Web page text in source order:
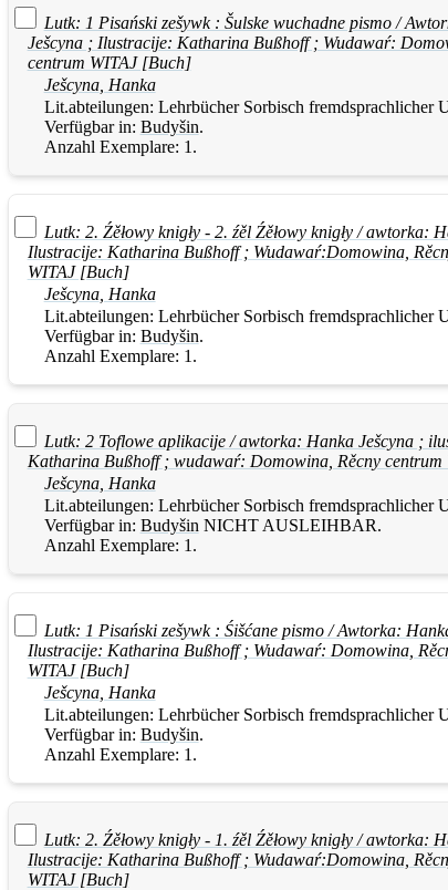
Lutk: 1 Pisański zešywk : Šulske wuchadne pismo /
Ješcyna; Ilustracije: Katharina Bußhoff ; Wudawaŕ:
centrum WITAJ [Buch]
Ješcyna, Hanka
Lit.abteilungen: Lehrbücher Sorbisch fremdsprachlicher
Verfügbar in: Budyšin.
Anzahl Exemplare: 1.
Lutk: 2. Źěłowy knigły - 2. źěl Źěłowy knigły / awtorka:
Ilustracije: Katharina Bußhoff ; Wudawaŕ:Domowina,
WITAJ [Buch]
Ješcyna, Hanka
Lit.abteilungen: Lehrbücher Sorbisch fremdsprachlicher
Verfügbar in: Budyšin.
Anzahl Exemplare: 1.
Lutk: 2 Toflowe aplikacije / awtorka: Hanka Ješcyna;
Katharina Bußhoff ; wudawaŕ: Domowina, Rěcny
Ješcyna, Hanka
Lit.abteilungen: Lehrbücher Sorbisch fremdsprachlicher
Verfügbar in: Budyšin NICHT AUSLEIHBAR.
Anzahl Exemplare: 1.
Lutk: 1 Pisański zešywk : Śišćane pismo / Awtorka:
Ilustracije: Katharina Bußhoff ; Wudawaŕ: Domowina,
WITAJ [Buch]
Ješcyna, Hanka
Lit.abteilungen: Lehrbücher Sorbisch fremdsprachlicher
Verfügbar in: Budyšin.
Anzahl Exemplare: 1.
Lutk: 2. Źěłowy knigły - 1. źěl Źěłowy knigły / awtorka:
Ilustracije: Katharina Bußhoff ; Wudawaŕ:Domowina,
WITAJ [Buch]